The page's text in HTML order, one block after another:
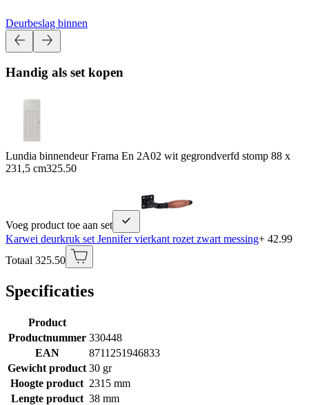
Deurbeslag binnen
Handig als set kopen
Lundia binnendeur Frama En 2A02 wit gegrondverfd stomp 88 x
231,5 cm325.50
Voeg product toe aan set
Karwei deurkruk set Jennifer vierkant rozet zwart messing+ 42.99
Totaal 325.50
Specificaties
Product
Productnummer 330448
EAN
8711251946833
Gewicht product 30 gr
Hoogte product 2315 mm
Lengte product 38 mm